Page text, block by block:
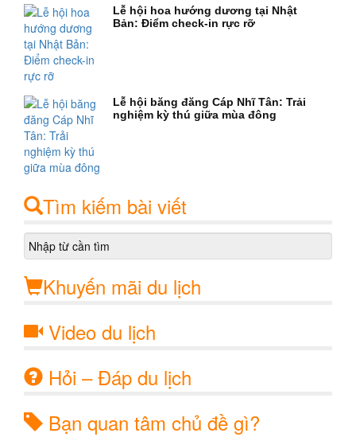
Lễ hội hoa hướng dương tại Nhật
Bản: Điểm check-in rực rỡ
Lễ hội băng đăng Cáp Nhĩ Tân: Trải
nghiệm kỳ thú giữa mùa đông
Tìm kiếm bài viết
Khuyến mãi du lịch
Video du lịch
Hỏi – Đáp du lịch
Bạn quan tâm chủ đề gì?